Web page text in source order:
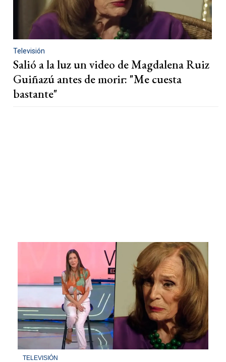
Televisión
Salió a la luz un video de Magdalena Ruiz
Guiñazú antes de morir: "Me cuesta
bastante"
TELEVISIÓN